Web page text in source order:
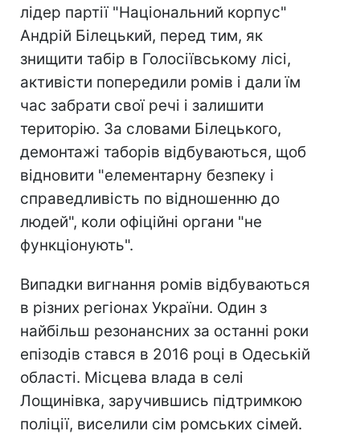
лідер партії "Національний корпус"
Андрій Білецький, перед тим, як
знищити табір в Голосіївському лісі,
активісти попередили ромів і дали їм
час забрати свої речі і залишити
територію. За словами Білецького,
демонтажі таборів відбуваються, щоб
відновити "елементарну безпеку і
справедливість по відношенню до
людей", коли офіційні органи "не
функціонують".
Випадки вигнання ромів відбуваються
в різних регіонах України. Один з
найбільш резонансних за останні роки
епізодів стався в 2016 році в Одеській
області. Місцева влада в селі
Лощинівка, заручившись підтримкою
поліції, виселили сім ромських сімей.